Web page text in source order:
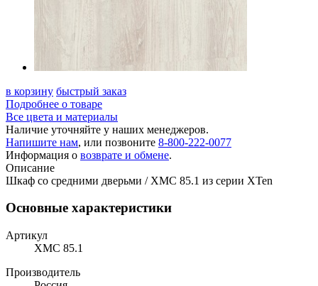
в корзину быстрый заказ
Подробнее о товаре
Все цвета и материалы
Наличие уточняйте у наших менеджеров.
Напишите нам, или позвоните 8-800-222-0077
Информация о возврате и обмене.
Описание
Шкаф со средними дверьми / XMC 85.1 из серии XTen
Основные характеристики
Артикул
XMC 85.1
Производитель